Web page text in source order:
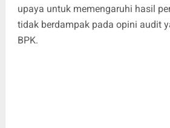
upaya untuk memengaruhi hasil
tidak berdampak pada opini audit
BPK.